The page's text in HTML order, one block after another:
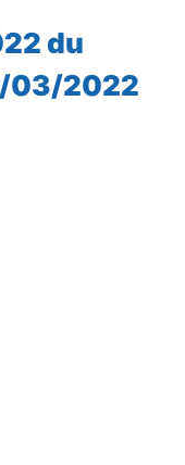
du
03/2022